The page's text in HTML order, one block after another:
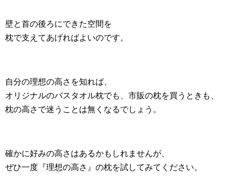
壁と首の後ろにできた空間を
枕で支えてあげればよいのです。
自分の理想の高さを知れば、
オリジナルのバスタオル枕でも、市販の枕を買うときも、
枕の高さで迷うことは無くなるでしょう。
確かに好みの高さはあるかもしれませんが、
ぜひ一度『理想の高さ』の枕を試してみてください。